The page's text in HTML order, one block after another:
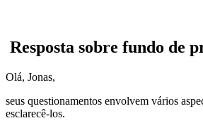
Resposta sobre fundo de
Olá, Jonas,
seus questionamentos envolvem vários
esclarecê-los.